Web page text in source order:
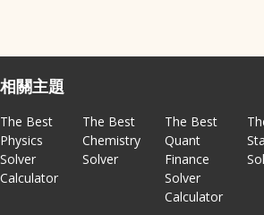
相關主題
The Best
Physics
Solver
Calculator
The Best
Chemistry
Solver
The Best
Quant
Finance
Solver
Calculator